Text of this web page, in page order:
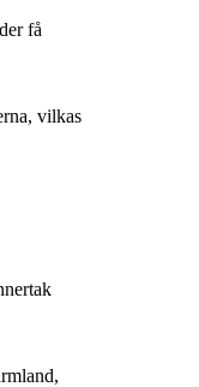
få
vilkas